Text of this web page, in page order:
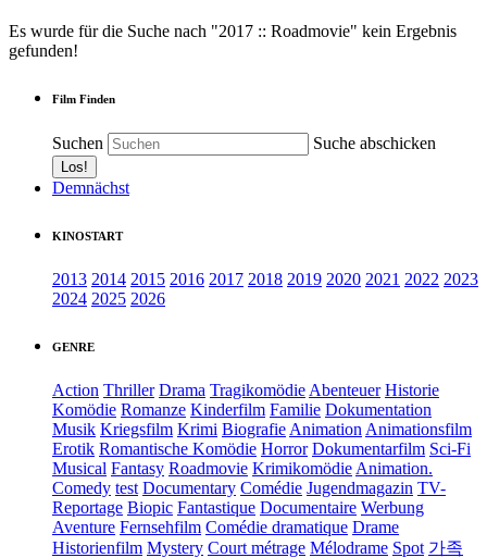
Es wurde für die Suche nach "2017 :: Roadmovie" kein Ergebnis
gefunden!
Film Finden
Suchen Suche abschicken
Demnächst
KINOSTART
2013 2014 2015 2016 2017 2018 2019 2020 2021 2022 2023
2024 2025 2026
GENRE
Action Thriller Drama Tragikomödie Abenteuer Historie
Komödie Romanze Kinderfilm Familie Dokumentation
Musik Kriegsfilm Krimi Biografie Animation Animationsfilm
Erotik Romantische Komödie Horror Dokumentarfilm Sci-Fi
Musical Fantasy Roadmovie Krimikomödie Animation.
Comedy test Documentary Comédie Jugendmagazin TV-
Reportage Biopic Fantastique Documentaire Werbung
Aventure Fernsehfilm Comédie dramatique Drame
Historienfilm Mystery Court métrage Mélodrame Spot 가족